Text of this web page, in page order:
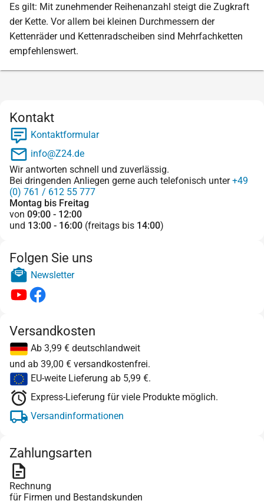
Es gilt: Mit zunehmender Reihenanzahl steigt die Zugkraft
der Kette. Vor allem bei kleinen Durchmessern der
Kettenräder und Kettenradscheiben sind Mehrfachketten
empfehlenswert.
Kontakt
Kontaktformular
info@Z24.de
Wir antworten schnell und zuverlässig.
Bei dringenden Anliegen gerne auch telefonisch unter+49
(0) 761 / 612 55 777
Montag bis Freitag
von 09:00 - 12:00
und 13:00 - 16:00 (freitags bis 14:00)
Folgen Sie uns
Newsletter
Versandkosten
Ab 3,99 € deutschlandweit
und ab 39,00 € versandkostenfrei.
EU-weite Lieferung ab 5,99 €.
Express-Lieferung für viele Produkte möglich.
Versandinformationen
Zahlungsarten
Rechnung
für Firmen und Bestandskunden